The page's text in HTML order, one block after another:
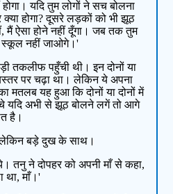
यदि तुम लोगों ने सच बोलना
होगा? दूसरे लड़कों को भी झूठ
मैं ऐसा होने नहीं दूँगा। जब तक तुम
स्कूल नहीं जाओगे।'
तकलीफ पहुँची थी। इन दोनों या
पर चढ़ा था। लेकिन ये अपना
मतलब यह हुआ कि दोनों या दोनों में
यदि अभी से झूठ बोलने लगें तो आगे
है।
बड़े दुख के साथ।
तनु ने दोपहर को अपनी माँ से कहा,
था, माँ।'